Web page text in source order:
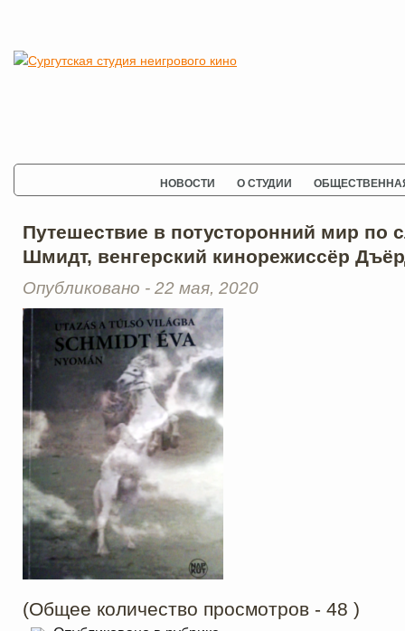
НОВОСТИ О СТУДИИ
Путешествие в потусторонний мир по
Шмидт, венгерский кинорежиссёр
Опубликовано - 22 мая, 2020
(Общее количество просмотров - 48 )